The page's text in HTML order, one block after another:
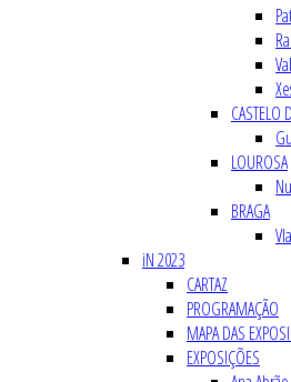
CASTELO
LOUROSA
BRAGA
iN 2023
CARTAZ
PROGRAMAÇÃO
MAPA DAS
EXPOSIÇÕES